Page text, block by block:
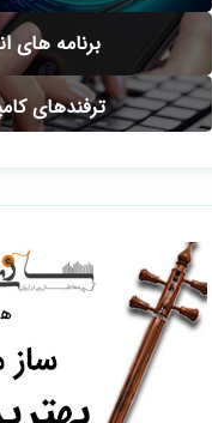
برنامه های
ترفندهای